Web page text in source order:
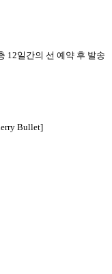
12일간의 선 예약 후 발송
Bullet]